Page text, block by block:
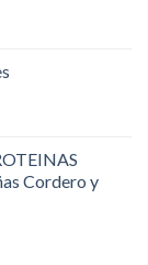
Cordero y